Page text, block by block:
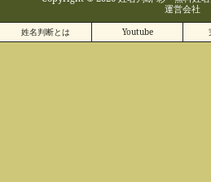
運営会社
姓名判断とは Youtube